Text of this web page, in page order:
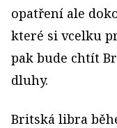
opatření ale
které si vcelku
pak bude chtít
dluhy.
Britská libra